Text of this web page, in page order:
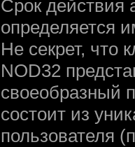
Срок действия
определяется
Не секрет, что
NOD32
своеобразный
состоит из
пользователя